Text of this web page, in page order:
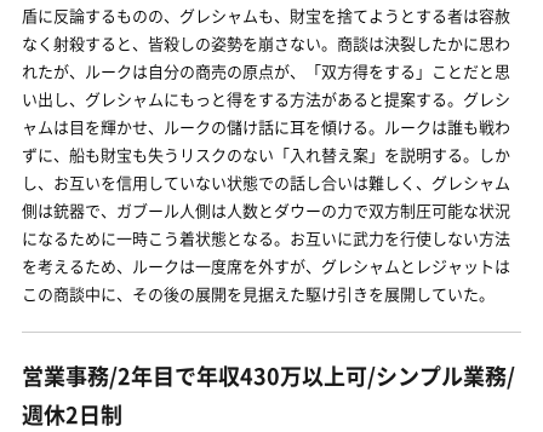
盾に反論するものの、グレシャムも、財宝を捨てようとする者は容赦
なく射殺すると、皆殺しの姿勢を崩さない。商談は決裂したかに思わ
れたが、ルークは自分の商売の原点が、「双方得をする」ことだと思
い出し、グレシャムにもっと得をする方法があると提案する。グレシ
ャムは目を輝かせ、ルークの儲け話に耳を傾ける。ルークは誰も戦わ
ずに、船も財宝も失うリスクのない「入れ替え案」を説明する。しか
し、お互いを信用していない状態での話し合いは難しく、グレシャム
側は銃器で、ガブール人側は人数とダウーの力で双方制圧可能な状況
になるために一時こう着状態となる。お互いに武力を行使しない方法
を考えるため、ルークは一度席を外すが、グレシャムとレジャットは
この商談中に、その後の展開を見据えた駆け引きを展開していた。
営業事務/2年目で年収430万以上可/シンプル業務/
週休2日制